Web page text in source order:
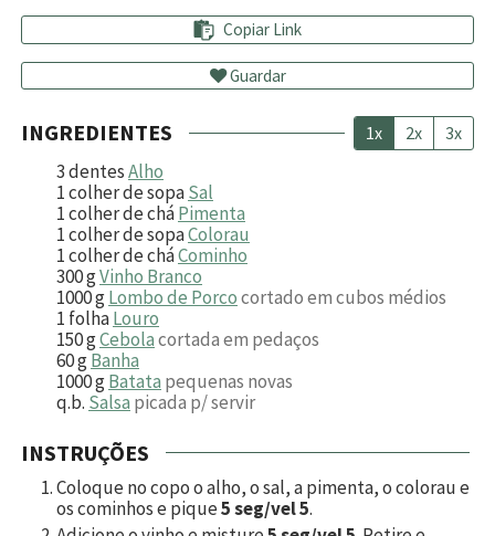
Copiar Link
Guardar
INGREDIENTES 1x 2x 3x
3dentesAlho
1colher de sopaSal
1colher de cháPimenta
1colher de sopaColorau
1colher de cháCominho
300gVinho Branco
1000gLombo de Porcocortado em cubos médios
1 folhaLouro
150gCebolacortada em pedaços
60gBanha
1000gBatata pequenas novas
q.b. Salsa picada p/ servir
INSTRUÇÕES
Coloque no copo o alho, o sal, a pimenta, o colorau e
os cominhos e pique5 seg/vel 5.